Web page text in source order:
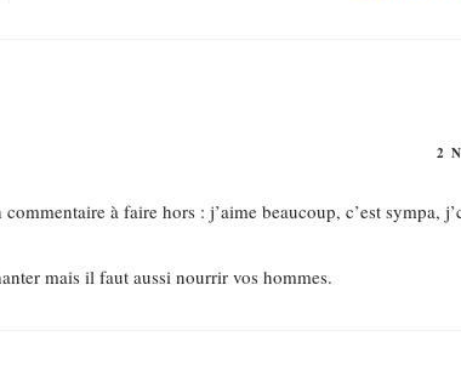
2
à faire hors : j’aime beaucoup, c’est sympa,
mais il faut aussi nourrir vos hommes.